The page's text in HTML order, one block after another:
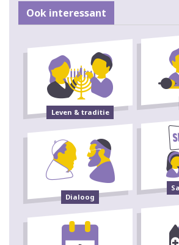
Ook interessant
Leven & traditie
Dialoog